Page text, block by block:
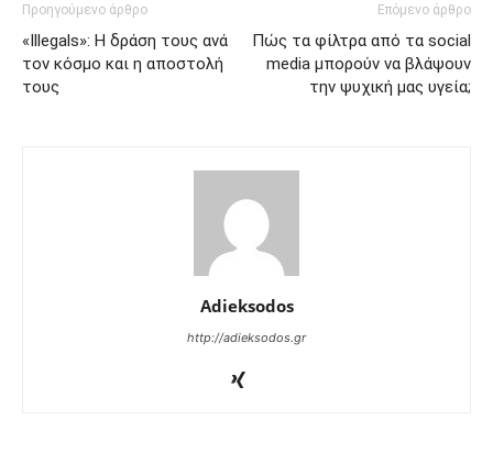
Προηγούμενο άρθρο
«Illegals»: Η δράση τους ανά
τον κόσμο και η αποστολή
τους
Επόμενο άρθρο
Πώς τα φίλτρα από τα social
media μπορούν να βλάψουν
την ψυχική μας υγεία;
Adieksodos
http://adieksodos.gr